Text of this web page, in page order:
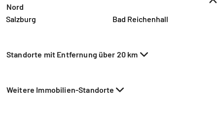
Nord
Salzburg
Bad Reichenhall
Standorte mit Entfernung über 20 km
Weitere Immobilien-Standorte